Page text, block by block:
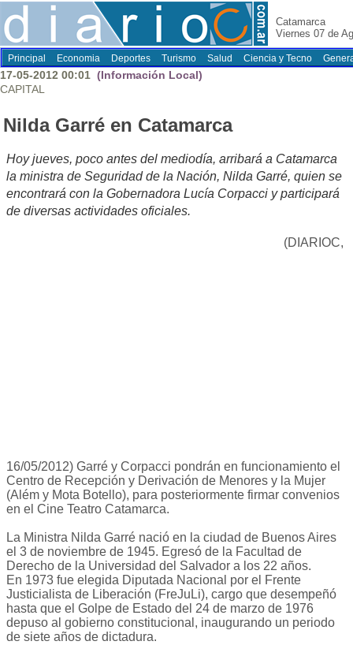
Catamarca
Viernes 07 de
Principal Economia Deportes Turismo Salud Ciencia y Tecno
17-05-2012 00:01 (Información Local)
CAPITAL
Nilda Garré en Catamarca
Hoy jueves, poco antes del mediodía, arribará a Catamarca
la ministra de Seguridad de la Nación, Nilda Garré, quien se
encontrará con la Gobernadora Lucía Corpacci y participará
de diversas actividades oficiales.
(DIARIOC,
16/05/2012) Garré y Corpacci pondrán en funcionamiento el
Centro de Recepción y Derivación de Menores y la Mujer
(Além y Mota Botello), para posteriormente firmar convenios
en el Cine Teatro Catamarca.
La Ministra Nilda Garré nació en la ciudad de Buenos Aires
el 3 de noviembre de 1945. Egresó de la Facultad de
Derecho de la Universidad del Salvador a los 22 años.
En 1973 fue elegida Diputada Nacional por el Frente
Justicialista de Liberación (FreJuLi), cargo que desempeñó
hasta que el Golpe de Estado del 24 de marzo de 1976
depuso al gobierno constitucional, inaugurando un periodo
de siete años de dictadura.